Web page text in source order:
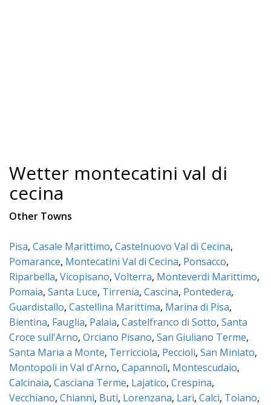
Wetter montecatini val di
cecina
Other Towns
Pisa, Casale Marittimo, Castelnuovo Val di Cecina,
Pomarance, Montecatini Val di Cecina, Ponsacco,
Riparbella, Vicopisano, Volterra, Monteverdi Marittimo,
Pomaia, Santa Luce, Tirrenia, Cascina, Pontedera,
Guardistallo, Castellina Marittima, Marina di Pisa,
Bientina, Fauglia, Palaia, Castelfranco di Sotto, Santa
Croce sull'Arno, Orciano Pisano, San Giuliano Terme,
Santa Maria a Monte, Terricciola, Peccioli, San Miniato,
Montopoli in Val d'Arno, Capannoli, Montescudaio,
Calcinaia, Casciana Terme, Lajatico, Crespina,
Vecchiano, Chianni, Buti, Lorenzana, Lari, Calci, Toiano,